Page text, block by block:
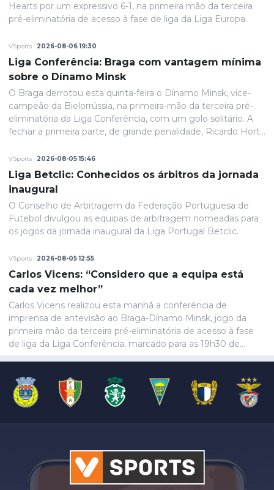
Hearts por um expressivo 6-1, na primeira mão da terceira
pré-eliminatória de acesso à fase de liga da Liga Europa.
VSports 2026-08-06 19:30
Liga Conferência: Braga com vantagem mínima
sobre o Dínamo Minsk
O Braga derrotou esta quinta-feira o Dínamo Minsk, vice-
campeão da Bielorrússia, na primeira-mão da terceira pré-
eliminatória da Liga Conferência, com um golo solitário. A
fechar a primeira parte, de grande penalidade, Ricardo Horta
e até final o resultado permaneceria inalterado.
VSports 2026-08-05 15:46
Liga Betclic: Conhecidos os árbitros da jornada
inaugural
O Conselho de Arbitragem da Federação Portuguesa de
Futebol divulgou as equipas de arbitragem nomeadas para
os jogos da jornada inaugural da Liga Portugal Betclic.
VSports 2026-08-05 12:55
Carlos Vicens: “Considero que a equipa está
cada vez melhor”
Carlos Vicens realizou esta manhã a conferência de
imprensa de antevisão ao Braga-Dínamo Minsk, jogo da
primeira mão da terceira pré-eliminatória de acesso à fase
de liga da Liga Conferência, marcado para as 19h30 de